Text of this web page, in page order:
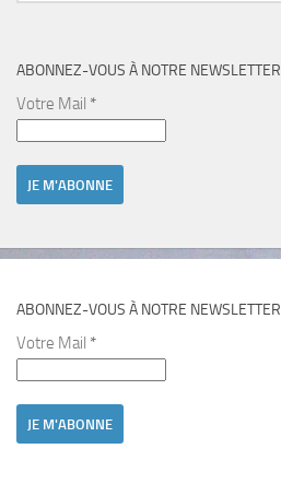
ABONNEZ-VOUS À NOTRE NEWSLETTER
Votre Mail *
ABONNEZ-VOUS À NOTRE NEWSLETTER
Votre Mail *